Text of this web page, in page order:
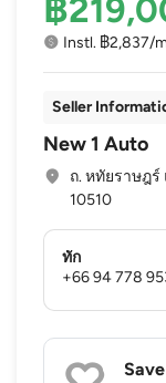
฿
Instl. ฿2,837/
Seller
New 1 Auto
ถ. หทัยราษฎ
10510
ทัก
+66 94 778